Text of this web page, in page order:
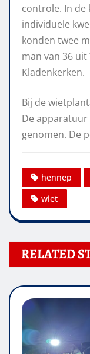
controle. In de
individuele
konden twee
man van 36
Kladenkerken.
Bij de
De apparatuur
genomen. De
hennep
wiet
RELATED